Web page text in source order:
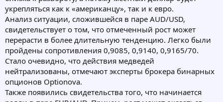
укрепляться как к «американцу», так и к евро.
Анализ ситуации, сложившейся в паре AUD/USD,
свидетельствует о том, что отмеченный рост может
перерасти в более длительную тенденцию. Легко были
пройдены сопротивления 0,9085, 0,9140, 0,9165/70.
Стало очевидно, что действия медведей
нейтрализованы, отмечают эксперты брокера бинарных
опционов Optionova.
Также появились свидетельства того, что начинается